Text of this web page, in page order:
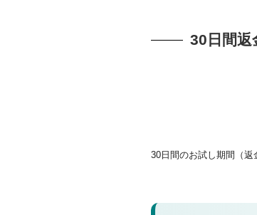
30日間返
30日間のお試し期間（